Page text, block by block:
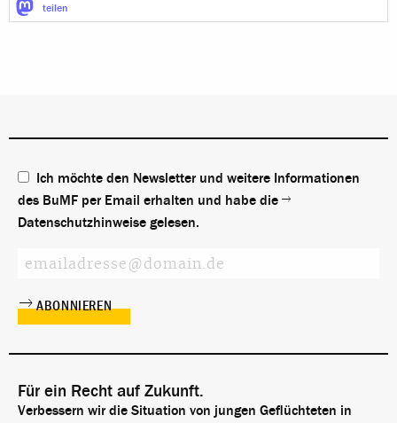
teilen
Ich möchte den Newsletter und weitere Informationen
des BuMF per Email erhalten und habe die
Datenschutzhinweise gelesen.
Für ein Recht auf Zukunft.
Verbessern wir die Situation von jungen Geflüchteten in